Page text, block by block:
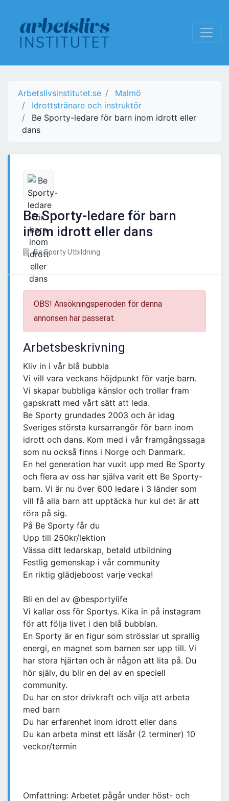
Arbetslivsinstitutet.se
Malmö
Idrottstränare och instruktör
Be Sporty-ledare för barn inom idrott eller
dans
Be Sporty-ledare för barn
inom idrott eller dans
Be Sporty Utbildning
OBS! Ansökningsperioden för denna
annonsen har passerat.
Arbetsbeskrivning
Kliv in i vår blå bubbla
Vi vill vara veckans höjdpunkt för varje barn.
Vi skapar bubbliga känslor och trollar fram
gapskratt med vårt sätt att leda.
Be Sporty grundades 2003 och är idag
Sveriges största kursarrangör för barn inom
idrott och dans. Kom med i vår framgångssaga
som nu också finns i Norge och Danmark.
En hel generation har vuxit upp med Be Sporty
och flera av oss har själva varit ett Be Sporty-
barn. Vi är nu över 600 ledare i 3 länder som
vill få alla barn att upptäcka hur kul det är att
röra på sig.
På Be Sporty får du
Upp till 250kr/lektion
Vässa ditt ledarskap, betald utbildning
Festlig gemenskap i vår community
En riktig glädjeboost varje vecka!
Bli en del av @besportylife
Vi kallar oss för Sportys. Kika in på instagram
för att följa livet i den blå bubblan.
En Sporty är en figur som strösslar ut sprallig
energi, en magnet som barnen ser upp till. Vi
har stora hjärtan och är någon att lita på. Du
hör själv, du blir en del av en speciell
community.
Du har en stor drivkraft och vilja att arbeta
med barn
Du har erfarenhet inom idrott eller dans
Du kan arbeta minst ett läsår (2 terminer) 10
veckor/termin
Omfattning: Arbetet pågår under höst- och